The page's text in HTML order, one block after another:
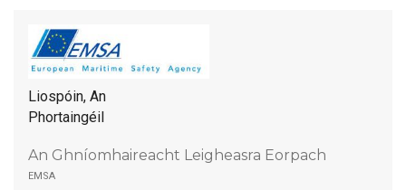
Liospóin, An
Phortaingéil
An Ghníomhaireacht Leigheasra Eorpach
emsa